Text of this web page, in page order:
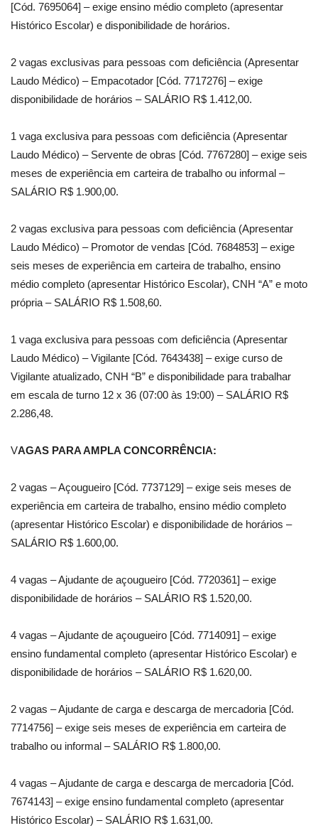
[Cód. 7695064] – exige ensino médio completo (apresentar
Histórico Escolar) e disponibilidade de horários.
2 vagas exclusivas para pessoas com deficiência (Apresentar
Laudo Médico) – Empacotador [Cód. 7717276] – exige
disponibilidade de horários – SALÁRIO R$ 1.412,00.
1 vaga exclusiva para pessoas com deficiência (Apresentar
Laudo Médico) – Servente de obras [Cód. 7767280] – exige seis
meses de experiência em carteira de trabalho ou informal –
SALÁRIO R$ 1.900,00.
2 vagas exclusiva para pessoas com deficiência (Apresentar
Laudo Médico) – Promotor de vendas [Cód. 7684853] – exige
seis meses de experiência em carteira de trabalho, ensino
médio completo (apresentar Histórico Escolar), CNH “A” e moto
própria – SALÁRIO R$ 1.508,60.
1 vaga exclusiva para pessoas com deficiência (Apresentar
Laudo Médico) – Vigilante [Cód. 7643438] – exige curso de
Vigilante atualizado, CNH “B” e disponibilidade para trabalhar
em escala de turno 12 x 36 (07:00 às 19:00) – SALÁRIO R$
2.286,48.
VAGAS PARA AMPLA CONCORRÊNCIA:
2 vagas – Açougueiro [Cód. 7737129] – exige seis meses de
experiência em carteira de trabalho, ensino médio completo
(apresentar Histórico Escolar) e disponibilidade de horários –
SALÁRIO R$ 1.600,00.
4 vagas – Ajudante de açougueiro [Cód. 7720361] – exige
disponibilidade de horários – SALÁRIO R$ 1.520,00.
4 vagas – Ajudante de açougueiro [Cód. 7714091] – exige
ensino fundamental completo (apresentar Histórico Escolar) e
disponibilidade de horários – SALÁRIO R$ 1.620,00.
2 vagas – Ajudante de carga e descarga de mercadoria [Cód.
7714756] – exige seis meses de experiência em carteira de
trabalho ou informal – SALÁRIO R$ 1.800,00.
4 vagas – Ajudante de carga e descarga de mercadoria [Cód.
7674143] – exige ensino fundamental completo (apresentar
Histórico Escolar) – SALÁRIO R$ 1.631,00.